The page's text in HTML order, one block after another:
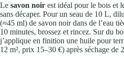
Le savon noir est idéal pour le bois et
sans décaper. Pour un seau de 10 L,
(≈45 ml) de savon noir dans de l’eau
10 minutes, brossez et rincez. Sur du
j’applique en finition une huile pour
12 m², prix 15–30 €) après séchage de